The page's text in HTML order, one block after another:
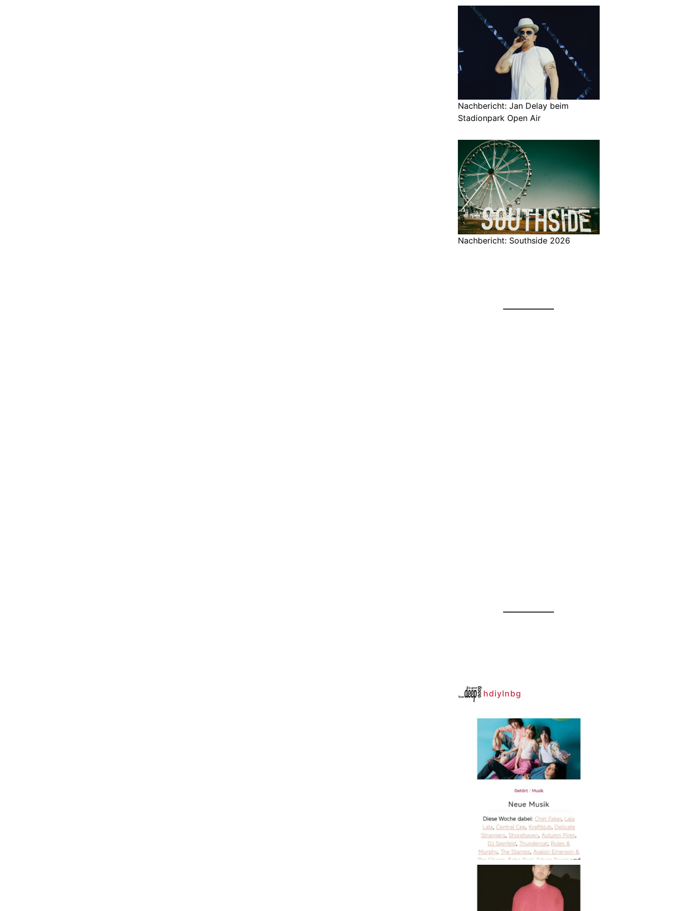
Nachbericht: Jan Delay beim
Stadionpark Open Air
Nachbericht: Southside 2026
hdiylnbg